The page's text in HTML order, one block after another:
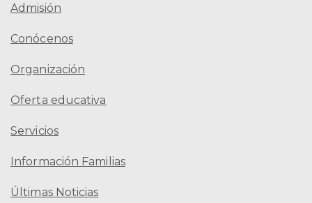
Admisión
Conócenos
Organización
Oferta educativa
Servicios
Información Familias
Últimas Noticias